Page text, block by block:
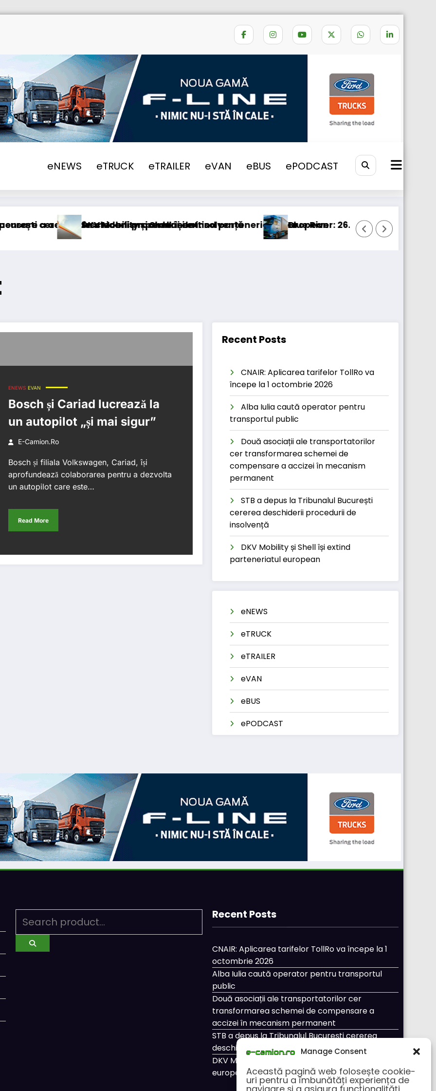
Manage Consent
Această pagină web folosește cookie-
uri pentru a îmbunătăți experiența de
eNEWS eTRUCK eTRAILER eVAN eBUS ePODCAST
autopilot
în mecanism permanent
deschiderii procedurii de insolvență
DKV Mobility și Shell își extind parteneriatul europeanBlue River: 26.123 km cu un camion 100%
ENEWS EVAN
Bosch și Cariad lucrează la
un autopilot „și mai sigur”
E-Camion.ro
Bosch și filiala Volkswagen, Cariad, își
aprofundează colaborarea pentru a dezvolta
un autopilot care este…
Read More
Recent Posts
CNAIR: Aplicarea tarifelor TollRo va
începe la 1 octombrie 2026
Alba Iulia caută operator pentru
transportul public
Două asociații ale transportatorilor
cer transformarea schemei de
compensare a accizei în mecanism
permanent
STB a depus la Tribunalul București
cererea deschiderii procedurii de
insolvență
DKV Mobility și Shell își extind
parteneriatul european
eNEWS
eTRUCK
eTRAILER
eVAN
eBUS
ePODCAST
Recent Posts
CNAIR: Aplicarea tarifelor TollRo va începe la 1
octombrie 2026
Alba Iulia caută operator pentru transportul
public
Două asociații ale transportatorilor cer
transformarea schemei de compensare a
accizei în mecanism permanent
STB a depus la Tribunalul București cererea
deschiderii procedurii de insolvență
DKV Mobility și Shell își extind parteneriatul
european